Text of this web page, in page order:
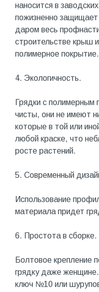
наносится в
пожизненно
даром весь
строительстве крыш
полимерное покрытие.
4. Экологичность.
Грядки с полимерным
чисты, они не имеют
которые в той или
любой краске, что
росте растений.
5. Современный
Использование
материала придет
6. Простота в сборке.
Болтовое крепление
грядку даже
ключ №10 или